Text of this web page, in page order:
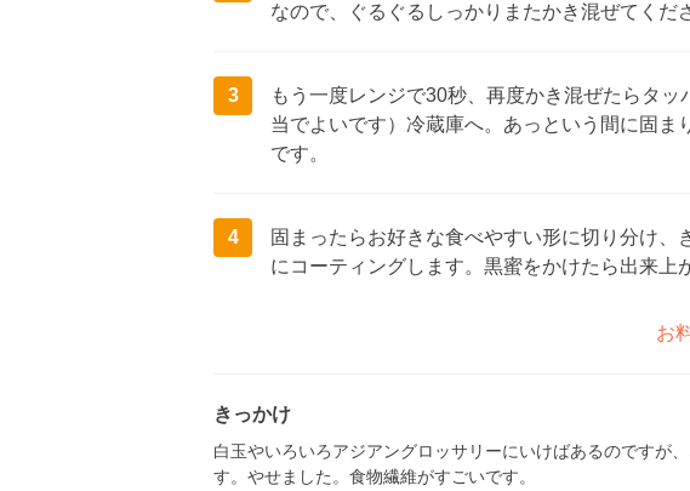
なので、ぐるぐるしっかりまたかき混ぜてくだ
3
もう一度レンジで30秒、再度かき混ぜたらタ
当でよいです）冷蔵庫へ。あっという間に固ま
です。
4
固まったらお好きな食べやすい形に切り分け、
にコーティングします。黒蜜をかけたら出来上
お
きっかけ
白玉やいろいろアジアングロッサリーにいけばあるのですが
す。やせました。食物繊維がすごいです。